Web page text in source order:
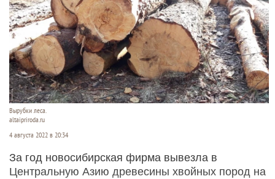
Вырубки леса.
altaipriroda.ru
4 августа 2022 в 20:34
За год новосибирская фирма вывезла в
Центральную Азию древесины хвойных пород на